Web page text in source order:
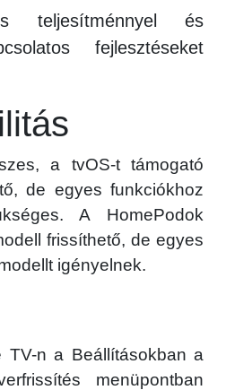
teljesítménnyel és
fejlesztéseket
a tvOS-t támogató
de egyes funkciókhoz
A HomePodok
frissíthető, de egyes
igényelnek.
TV-n a Beállításokban a
menüpontban